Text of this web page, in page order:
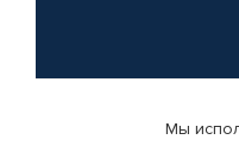
© КАМАЗ ЦЕНТР ДОНЕЦК,
Мы